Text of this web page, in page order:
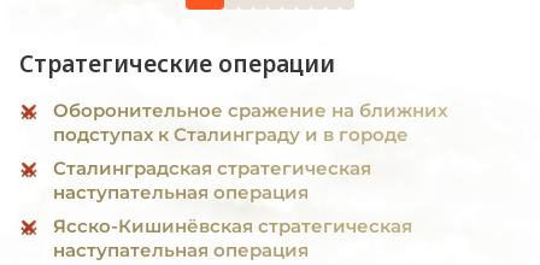
Стратегические операции
Оборонительное сражение на ближних
подступах к Сталинграду и в городе
Сталинградская стратегическая
наступательная операция
Ясско-Кишинёвская стратегическая
наступательная операция